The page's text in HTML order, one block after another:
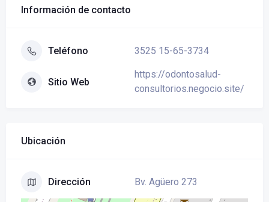
Información de contacto
Teléfono 3525 15-65-3734
Sitio Web
https://odontosalud-
consultorios.negocio.site/
Ubicación
Dirección Bv. Agüero 273